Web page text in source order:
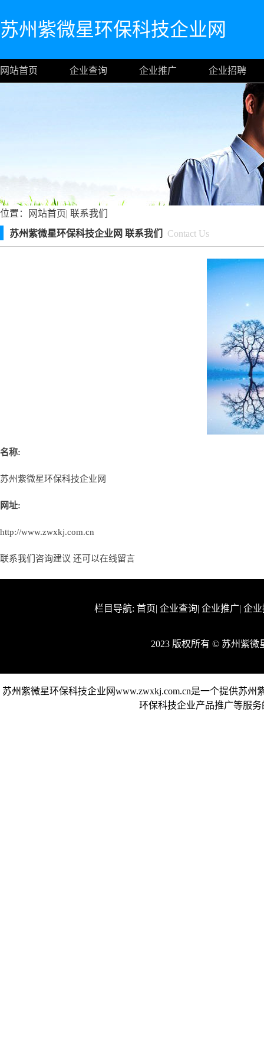
苏州紫微星环保科技企业网
网站首页 企业查询 企业推广 企业招聘
位置： 网站首页| 联系我们
苏州紫微星环保科技企业网 联系我们
Contact Us
名称:
苏州紫微星环保科技企业网
网址:
http://www.zwxkj.com.cn
联系我们咨询建议 还可以在线留言
栏目导航: 首页| 企业查询| 企业推广| 企
2023 版权所有 © 苏州紫
苏州紫微星环保科技企业网www.zwxkj.com.cn是一个提供苏
环保科技企业产品推广等服